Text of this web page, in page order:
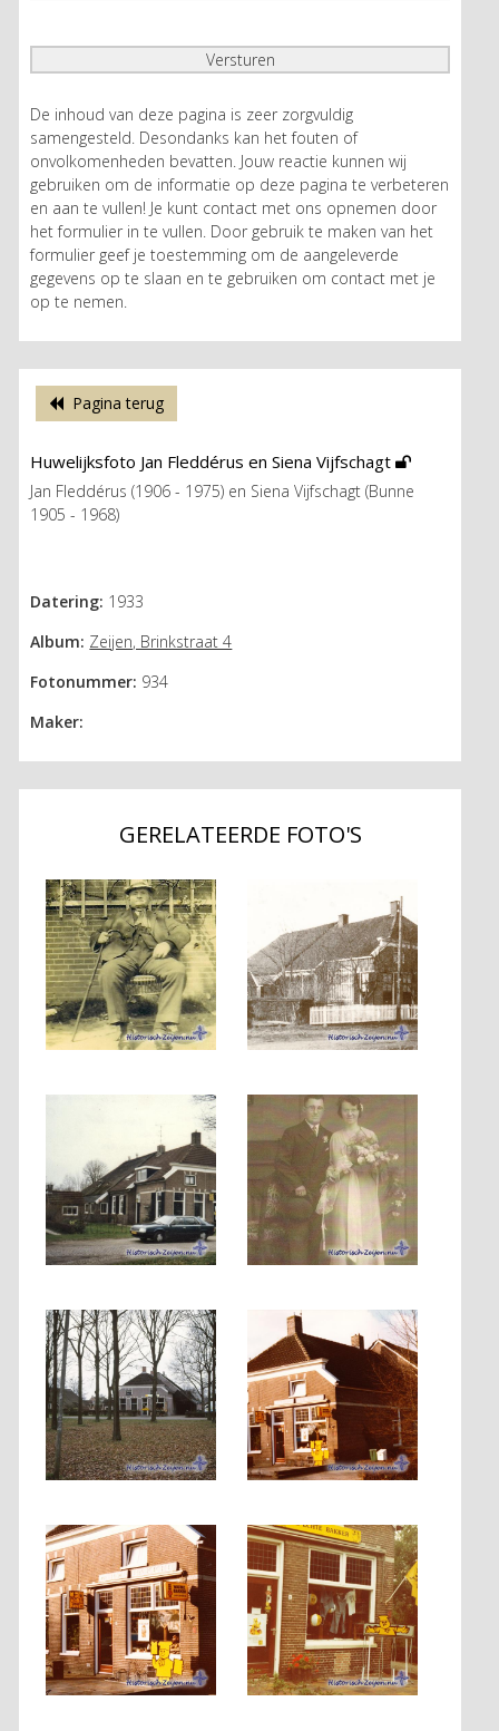
De inhoud van deze pagina is zeer zorgvuldig
samengesteld. Desondanks kan het fouten of
onvolkomenheden bevatten. Jouw reactie kunnen wij
gebruiken om de informatie op deze pagina te verbeteren
en aan te vullen! Je kunt contact met ons opnemen door
het formulier in te vullen. Door gebruik te maken van het
formulier geef je toestemming om de aangeleverde
gegevens op te slaan en te gebruiken om contact met je
op te nemen.
Pagina terug
Huwelijksfoto Jan Fleddérus en Siena Vijfschagt
Jan Fleddérus (1906 - 1975) en Siena Vijfschagt (Bunne
1905 - 1968)
Datering: 1933
Album: Zeijen, Brinkstraat 4
Fotonummer: 934
Maker:
GERELATEERDE FOTO'S